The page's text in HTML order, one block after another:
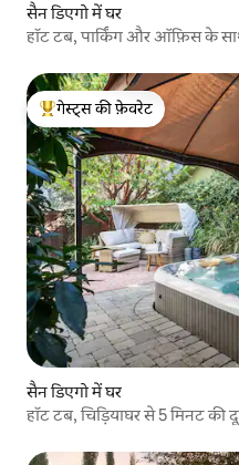
सैन डिएगो में घर
हॉट टब, पार्किंग और ऑफ़िस के
गेस्ट्स का टॉप फ़ेवरेट
गेस्ट्स की फ़ेवरेट
सैन डिएगो में घर
हॉट टब, चिड़ियाघर से 5 मिनट की